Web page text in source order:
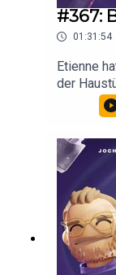
#367:
01:31:54
Etienne
der